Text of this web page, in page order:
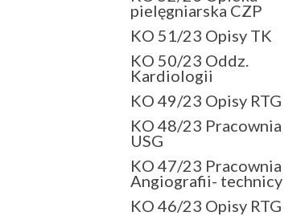
pielęgniarska CZP
KO 51/23 Opisy TK
KO 50/23 Oddz.
Kardiologii
KO 49/23 Opisy RTG
KO 48/23 Pracownia
USG
KO 47/23 Pracownia
Angiografii- technicy
KO 46/23 Opisy RTG